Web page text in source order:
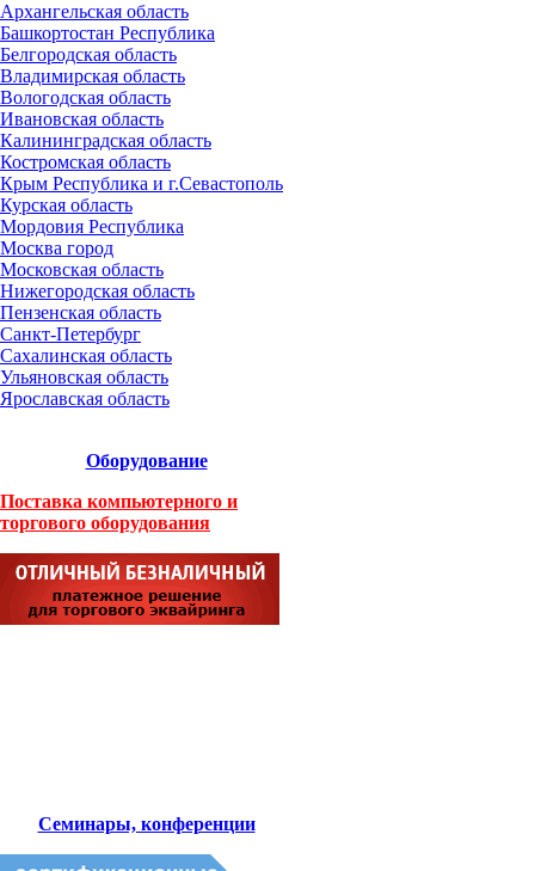
Архангельская область
Башкортостан Республика
Белгородская область
Владимирская область
Вологодская область
Ивановская область
Калининградская область
Костромская область
Крым Республика и г.Севастополь
Курская область
Мордовия Республика
Москва город
Московская область
Нижегородская область
Пензенская область
Санкт-Петербург
Сахалинская область
Ульяновская область
Ярославская область
Оборудование
Поставка компьютерного и
торгового оборудования
Семинары, конференции